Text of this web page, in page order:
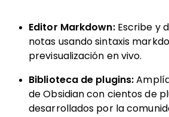
Editor Markdown:Escribe y
notas usando sintaxis
previsualización en vivo.
Biblioteca de plugins:
de Obsidian con cientos de
desarrollados por la